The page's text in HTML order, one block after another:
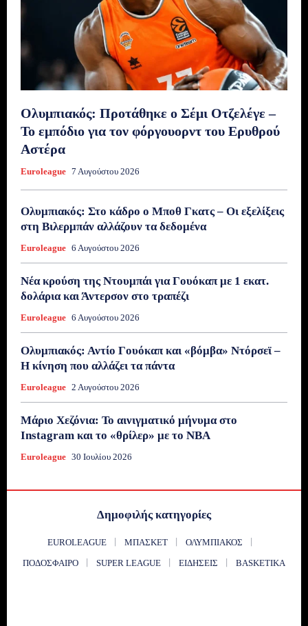
Ολυμπιακός: Προτάθηκε ο Σέμι Οτζελέγε –
Το εμπόδιο για τον φόργουορντ του Ερυθρού
Αστέρα
Euroleague 7 Αυγούστου 2026
Ολυμπιακός: Στο κάδρο ο Μποθ Γκατς – Οι εξελίξεις
στη Βιλερμπάν αλλάζουν τα δεδομένα
Euroleague 6 Αυγούστου 2026
Νέα κρούση της Ντουμπάι για Γουόκαπ με 1 εκατ.
δολάρια και Άντερσον στο τραπέζι
Euroleague 6 Αυγούστου 2026
Ολυμπιακός: Αντίο Γουόκαπ και «βόμβα» Ντόρσεϊ –
Η κίνηση που αλλάζει τα πάντα
Euroleague 2 Αυγούστου 2026
Μάριο Χεζόνια: Το αινιγματικό μήνυμα στο
Instagram και το «θρίλερ» με το NBA
Euroleague 30 Ιουλίου 2026
Δημοφιλής κατηγορίες
EUROLEAGUE ΜΠΆΣΚΕΤ
ΟΛΥΜΠΙΑΚΌΣ
ΠΟΔΌΣΦΑΙΡΟ
SUPER LEAGUE ΕΙΔΉΣΕΙΣ BASKETIKA